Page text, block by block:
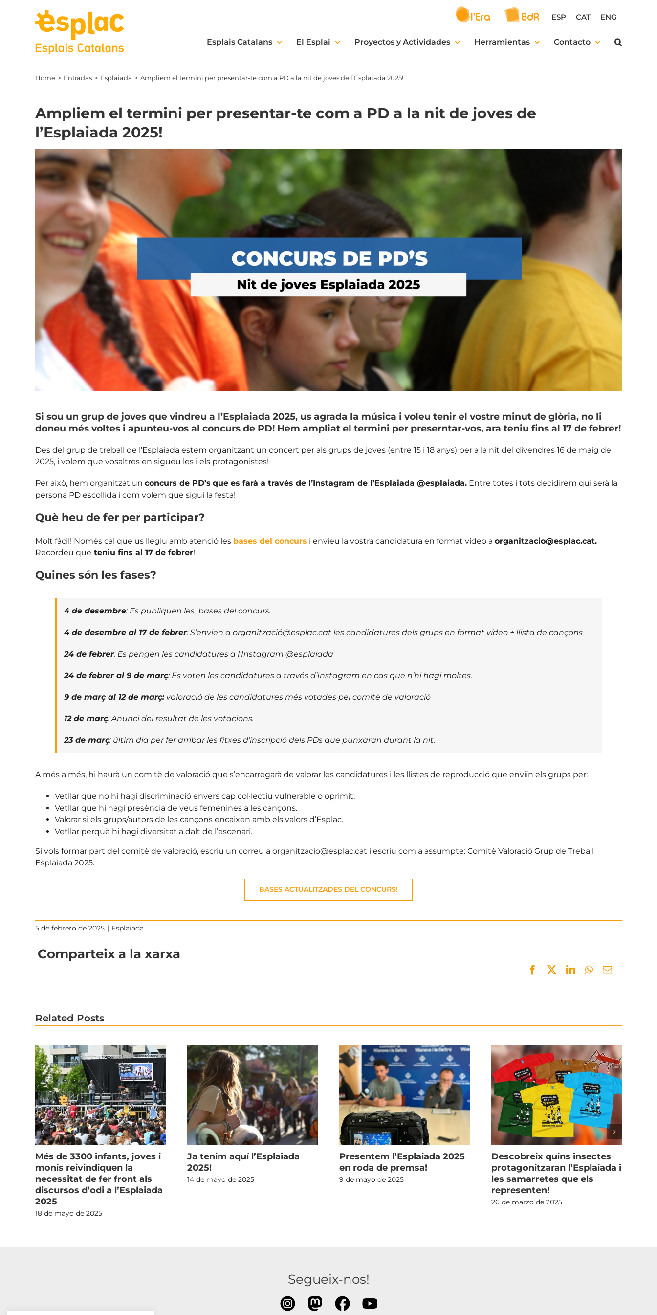
ESP CAT ENG
Esplais Catalans El Esplai Proyectos y Actividades Herramientas Contacto
Home Entradas Esplaiada Ampliem el termini per presentar-te com a PD a la nit de joves de l’Esplaiada 2025!
Ampliem el termini per presentar-te com a PD a la nit de joves de
l’Esplaiada 2025!
View
Larger
Image
Si sou un grup de joves que vindreu a l’Esplaiada 2025, us agrada la música i voleu tenir el vostre minut de glòria, no li
doneu més voltes i apunteu-vos al concurs de PD! Hem ampliat el termini per preserntar-vos, ara teniu fins al 17 de febrer!
Des del grup de treball de l’Esplaiada estem organitzant un concert per als grups de joves (entre 15 i 18 anys) per a la nit del divendres 16 de maig de
2025, i volem que vosaltres en sigueu les i els protagonistes!
Per això, hem organitzat un concurs de PD’s que es farà a través de l’Instagram de l’Esplaiada @esplaiada.Entre totes i tots decidirem qui serà la
persona PD escollida i com volem que sigui la festa!
Què heu de fer per participar?
Molt fàcil! Només cal que us llegiu amb atenció les bases del concurs i envieu la vostra candidatura en format vídeo a organitzacio@esplac.cat.
Recordeu que teniu fins al 17 de febrer!
Quines són les fases?
4 de desembre: Es publiquen les bases del concurs.
4 de desembre al 17 de febrer: S’envien a organització@esplac.cat les candidatures dels grups en format vídeo + llista de cançons
24 de febrer: Es pengen les candidatures a l’Instagram @esplaiada
24 de febrer al 9 de març: Es voten les candidatures a través d’Instagram en cas que n’hi hagi moltes.
9 de març al 12 de març:valoració de les candidatures més votades pel comitè de valoració
12 de març: Anunci del resultat de les votacions.
23 de març: últim dia per fer arribar les fitxes d’inscripció dels PDs que punxaran durant la nit.
A més a més, hi haurà un comitè de valoració que s’encarregarà de valorar les candidatures i les llistes de reproducció que enviïn els grups per:
Vetllar que no hi hagi discriminació envers cap col·lectiu vulnerable o oprimit.
Vetllar que hi hagi presència de veus femenines a les cançons.
Valorar si els grups/autors de les cançons encaixen amb els valors d’Esplac.
Vetllar perquè hi hagi diversitat a dalt de l’escenari.
Si vols formar part del comitè de valoració, escriu un correu a organitzacio@esplac.cat i escriu com a assumpte: Comitè Valoració Grup de Treball
Esplaiada 2025.
BASES ACTUALITZADES DEL CONCURS!
5 de febrero de 2025 | Esplaiada
Comparteix a la xarxa
Facebook
TwitterLinkedInWhatsApp
Email
Related Posts
Més de 3300 infants, joves i
monis reivindiquen la
necessitat de fer front als
discursos d’odi a l’Esplaiada
2025
18 de mayo de 2025
Ja tenim aquí l’Esplaiada
2025!
14 de mayo de 2025
Presentem l’Esplaiada 2025
en roda de premsa!
9 de mayo de 2025
Descobreix quins insectes
protagonitzaran l’Esplaiada i
les samarretes que els
representen!
26 de marzo de 2025
Segueix-nos!